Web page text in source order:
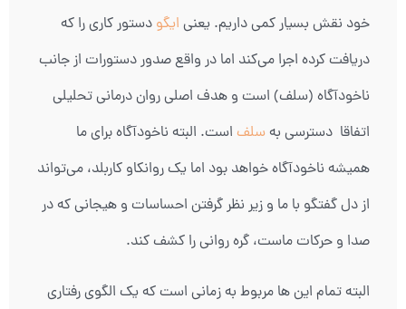
خود نقش بسیار کمی داریم. یعنی ایگو دستور کاری را که
دریافت کرده اجرا می‌کند اما در واقع صدور دستورات از جانب
ناخودآگاه (سلف) است و هدف اصلی روان درمانی تحلیلی
اتفاقا دسترسی بهسلف است. البته ناخودآگاه برای ما
همیشه ناخودآگاه خواهد بود اما یک روانکاو کاربلد، می‌تواند
از دل گفتگو با ما و زیر نظر گرفتن احساسات و هیجانی که در
صدا و حرکات ماست، گره روانی را کشف کند.
البته تمام این ها مربوط به زمانی است که یک الگوی رفتاری